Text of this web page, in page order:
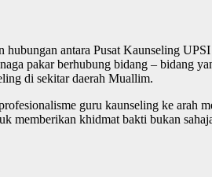
antara Pusat Kaunseling
pakar berhubung bidang – bidang
di sekitar daerah Muallim.
guru kaunseling ke
memberikan khidmat bakti bukan